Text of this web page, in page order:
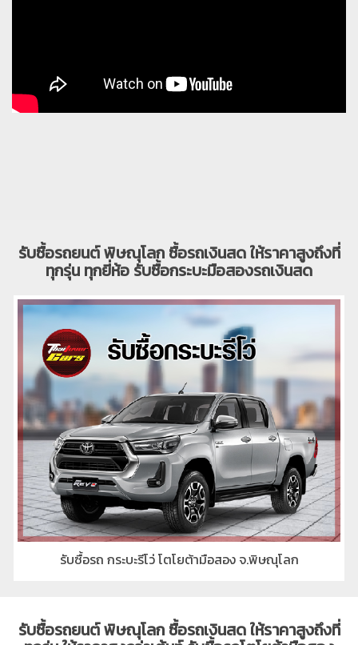
รับซื้อรถยนต์ พิษณุโลก ซื้อรถเงินสด ให้ราคาสูงถึงที่
ทุกรุ่น ทุกยี่ห้อ รับซื้อกระบะมือสองรถเงินสด
รับซื้อรถ กระบะรีโว่ โตโยต้ามือสอง จ.พิษณุโลก
รับซื้อรถยนต์ พิษณุโลก ซื้อรถเงินสด ให้ราคาสูงถึงที่